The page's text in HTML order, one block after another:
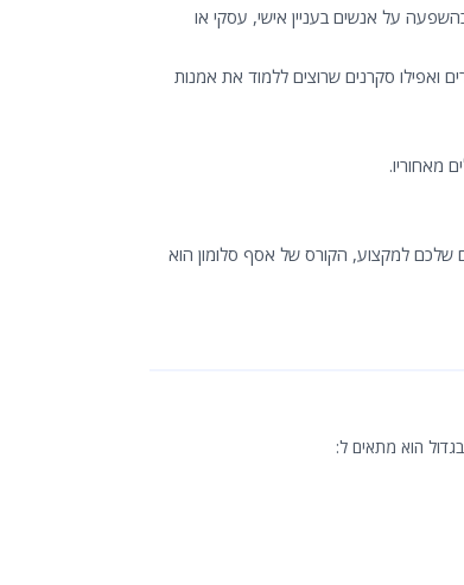
על אנשים בעניין אישי, עסקי או
ואפילו סקרנים שרוצים ללמוד את אמנות
מאחוריו.
שלכם למקצוע, הקורס של אסף סלומון הוא
הוא מתאים ל: